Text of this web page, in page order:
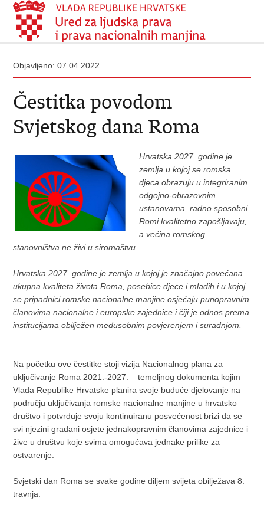
Objavljeno: 07.04.2022.
Čestitka povodom
Svjetskog dana Roma
Hrvatska 2027. godine je
zemlja u kojoj se romska
djeca obrazuju u integriranim
odgojno-obrazovnim
ustanovama, radno sposobni
Romi kvalitetno zapošljavaju,
a većina romskog
stanovništva ne živi u siromaštvu.
Hrvatska 2027. godine je zemlja u kojoj je značajno povećana
ukupna kvaliteta života Roma, posebice djece i mladih i u kojoj
se pripadnici romske nacionalne manjine osjećaju punopravnim
članovima nacionalne i europske zajednice i čiji je odnos prema
institucijama obilježen međusobnim povjerenjem i suradnjom.
Na početku ove čestitke stoji vizija Nacionalnog plana za
uključivanje Roma 2021.-2027. – temeljnog dokumenta kojim
Vlada Republike Hrvatske planira svoje buduće djelovanje na
području uključivanja romske nacionalne manjine u hrvatsko
društvo i potvrđuje svoju kontinuiranu posvećenost brizi da se
svi njezini građani osjete jednakopravnim članovima zajednice i
žive u društvu koje svima omogućava jednake prilike za
ostvarenje.
Svjetski dan Roma se svake godine diljem svijeta obilježava 8.
travnja.